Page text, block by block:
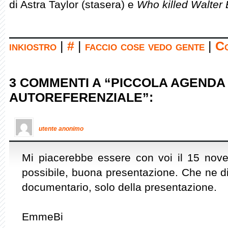
di Astra Taylor (stasera) e Who killed Walter
inkiostro # faccio cose vedo gente
3 COMMENTI A “PICCOLA AGENDA
AUTOREFERENZIALE”:
utente anonimo
Mi piacerebbe essere con voi il 15
possibile, buona presentazione. Che ne
documentario, solo della presentazione.
EmmeBi